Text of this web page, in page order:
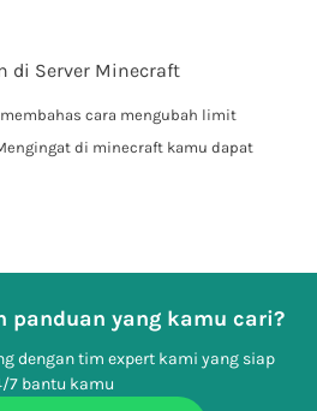
di Server Minecraft
cara mengubah limit
di minecraft kamu dapat
panduan yang kamu cari?
dengan tim expert kami yang siap
7 bantu kamu